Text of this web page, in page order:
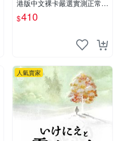
港版中文裸卡嚴選實測正常
索尼PSV專用 港版直營 psv
海賊無雙 港版
$410
人氣賣家